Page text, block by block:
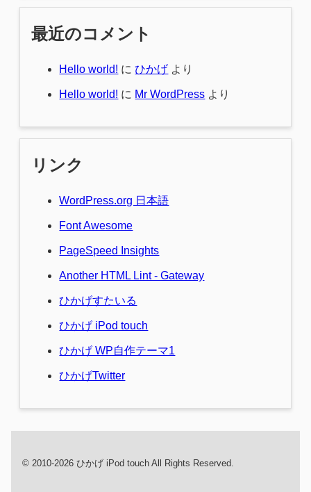
最近のコメント
Hello world! にひかげ より
Hello world! に Mr WordPress より
リンク
WordPress.org 日本語
Font Awesome
PageSpeed Insights
Another HTML Lint - Gateway
ひかげすたいる
ひかげ iPod touch
ひかげ WP自作テーマ1
ひかげTwitter
© 2010-2026 ひかげ iPod touch All Rights Reserved.